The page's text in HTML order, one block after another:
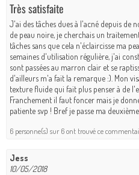
Très satisfaite
J'ai des tâches dues à l'acné depuis de
de peau noire, je cherchais un
tâches sans que cela n'éclaircisse ma
semaines d'utilisation régulière, j'ai
sont passées au marron clair et se
d'ailleurs m'a fait la remarque :). Mon
texture fluide qui fait plus penser à de
Franchement il faut foncer mais je
patiente svp ! Bref je passe ma
6 personne(s) sur 6 ont trouvé ce
Jess
10/05/2018